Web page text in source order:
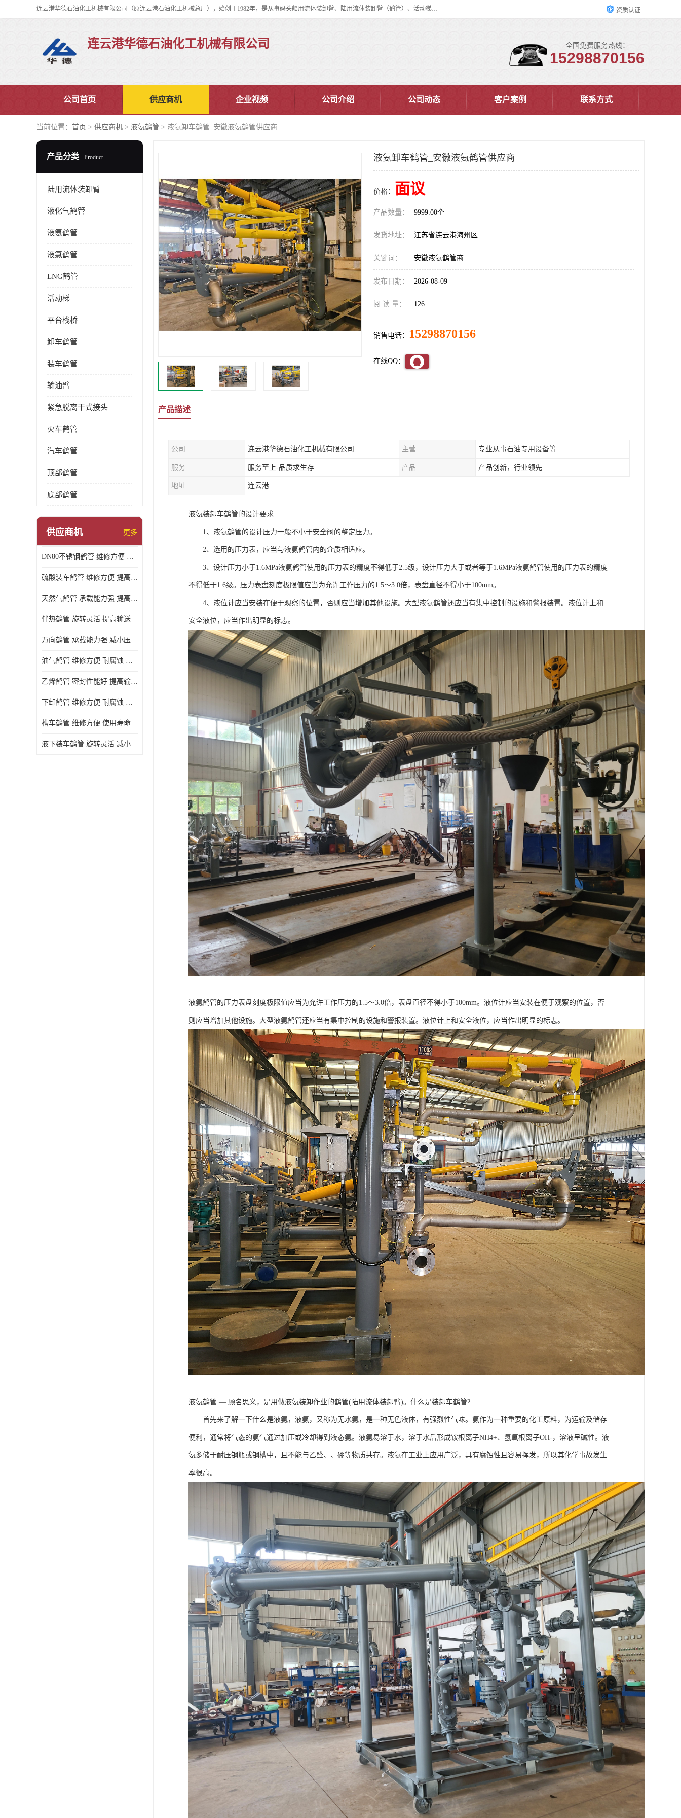
连云港华德石油化工机械有限公司（原连云港石油化工机械总厂），始创于1982年，是从事码头船用流体装卸臂、陆用流体装卸臂（鹤管）、活动梯、钢构平台、定量装车系统等全系列流体装卸设备的设计、制造、销售以及服务的专业供应商。 资质认证
连云港华德石油化工机械有限公司 全国免费服务热线：
15298870156
公司首页 供应商机 企业视频 公司介绍 公司动态 客户案例 联系方式
当前位置： 首页 > 供应商机 > 液氨鹤管 > 液氨卸车鹤管_安徽液氨鹤管供应商
产品分类 Product
陆用流体装卸臂
液化气鹤管
液氨鹤管
液氯鹤管
LNG鹤管
活动梯
平台栈桥
卸车鹤管
装车鹤管
输油臂
紧急脱离干式接头
火车鹤管
汽车鹤管
顶部鹤管
底部鹤管
供应商机 更多
DN80不锈钢鹤管 维修方便 提高输送效率
硫酸装车鹤管 维修方便 提高输送效率
天然气鹤管 承载能力强 提高输送效率
伴热鹤管 旋转灵活 提高输送效率
万向鹤管 承载能力强 减小压力损失
油气鹤管 维修方便 耐腐蚀 耐高温
乙烯鹤管 密封性能好 提高输送效率
下卸鹤管 维修方便 耐腐蚀 耐高温
槽车鹤管 维修方便 使用寿命较长
液下装车鹤管 旋转灵活 减小压力损失
液氨卸车鹤管_安徽液氨鹤管供应商
价格： 面议
产品数量： 9999.00个
发货地址： 江苏省连云港海州区
关键词： 安徽液氨鹤管商
发布日期： 2026-08-09
阅 读 量： 126
销售电话： 15298870156
在线QQ：
产品描述
公司 连云港华德石油化工机械有限公司 主营 专业从事石油专用设备等
服务 服务至上-品质求生存 产品 产品创新，行业领先
地址 连云港
液氨装卸车鹤管的设计要求
1、液氨鹤管的设计压力一般不小于安全阀的整定压力。
2、选用的压力表，应当与液氨鹤管内的介质相适应。
3、设计压力小于1.6MPa液氨鹤管使用的压力表的精度不得低于2.5级，设计压力大于或者等于1.6MPa液氨鹤管使用的压力表的精度
不得低于1.6级。压力表盘刻度极限值应当为允许工作压力的1.5～3.0倍，表盘直径不得小于100mm。
4、液位计应当安装在便于观察的位置，否则应当增加其他设施。大型液氨鹤管还应当有集中控制的设施和警报装置。液位计上和
安全液位，应当作出明显的标志。
液氨鹤管的压力表盘刻度极限值应当为允许工作压力的1.5～3.0倍，表盘直径不得小于100mm。液位计应当安装在便于观察的位置，否
则应当增加其他设施。大型液氨鹤管还应当有集中控制的设施和警报装置。液位计上和安全液位，应当作出明显的标志。
液氨鹤管 — 顾名思义，是用做液氨装卸作业的鹤管(陆用流体装卸臂)。什么是装卸车鹤管?
首先来了解一下什么是液氨，液氨，又称为无水氨，是一种无色液体，有强烈性气味。氨作为一种重要的化工原料，为运输及储存
便利，通常将气态的氨气通过加压或冷却得到液态氨。液氨易溶于水，溶于水后形成铵根离子NH4+、氢氧根离子OH-，溶液呈碱性。液
氨多储于耐压钢瓶或钢槽中，且不能与乙醛、、硼等物质共存。液氨在工业上应用广泛，具有腐蚀性且容易挥发，所以其化学事故发生
率很高。